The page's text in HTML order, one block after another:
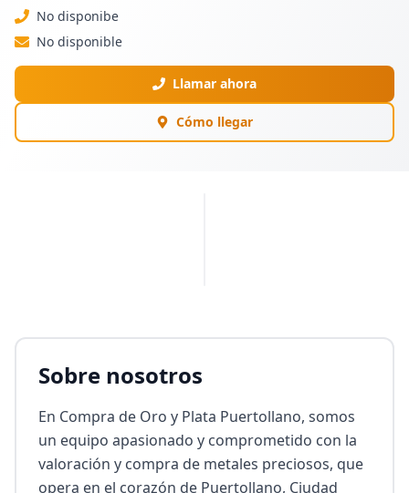
No disponibe
No disponible
Llamar ahora
Cómo llegar
Sobre nosotros
En Compra de Oro y Plata Puertollano, somos
un equipo apasionado y comprometido con la
valoración y compra de metales preciosos, que
opera en el corazón de Puertollano, Ciudad